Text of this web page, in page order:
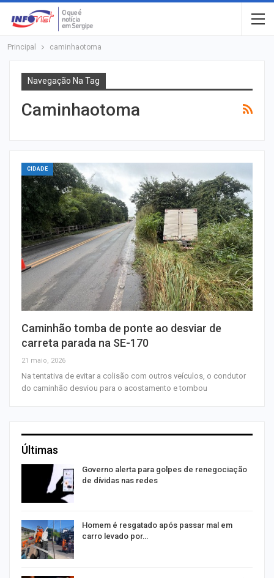
Principal caminhaotoma
Navegação Na Tag
Caminhaotoma
CIDADE
Caminhão tomba de ponte ao desviar de
carreta parada na SE-170
21 maio, 2026
Na tentativa de evitar a colisão com outros veículos, o condutor
do caminhão desviou para o acostamento e tombou
Últimas
Governo alerta para golpes de renegociação
de dívidas nas redes
Homem é resgatado após passar mal em
carro levado por…